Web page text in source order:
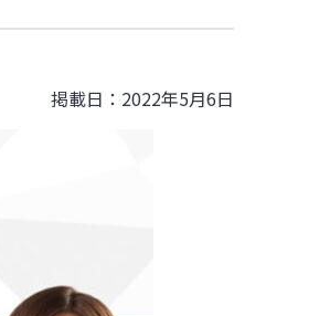
掲載日：2022年5月6日